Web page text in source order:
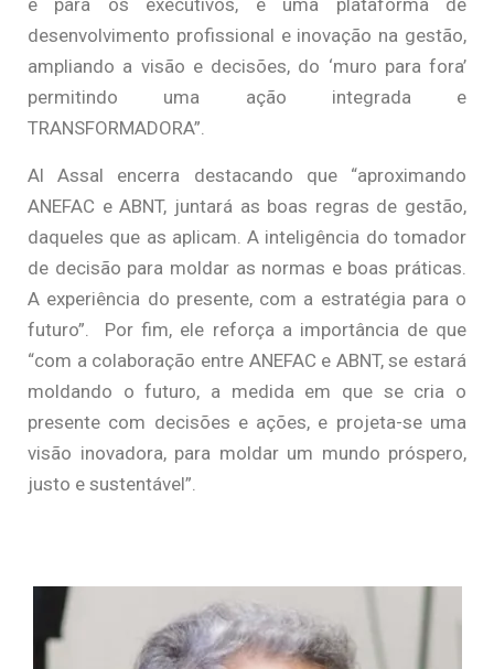
desenvolvimento profissional e inovação na gestão,
ampliando a visão e decisões, do ‘muro para fora’
permitindo uma ação integrada e
TRANSFORMADORA”.
Al Assal encerra destacando que “aproximando
ANEFAC e ABNT, juntará as boas regras de gestão,
daqueles que as aplicam. A inteligência do tomador
de decisão para moldar as normas e boas práticas.
A experiência do presente, com a estratégia para o
futuro”. Por fim, ele reforça a importância de que
“com a colaboração entre ANEFAC e ABNT, se estará
moldando o futuro, a medida em que se cria o
presente com decisões e ações, e projeta-se uma
visão inovadora, para moldar um mundo próspero,
justo e sustentável”.